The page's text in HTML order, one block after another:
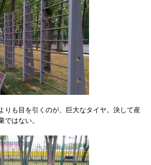
りも目を引くのが、巨大なタイヤ。決して産
はない。